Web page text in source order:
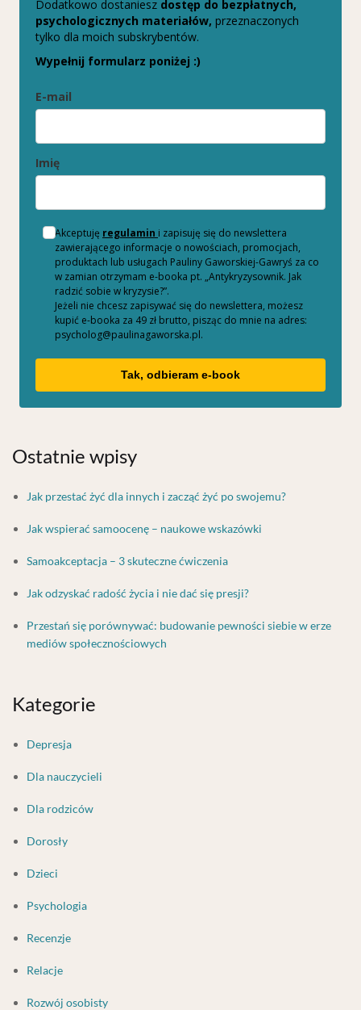
Dodatkowo dostaniesz dostęp do bezpłatnych,
psychologicznych materiałów, przeznaczonych
tylko dla moich subskrybentów.
Wypełnij formularz poniżej :)
E-mail
Imię
Akceptuję regulamin i zapisuję się do newslettera
zawierającego informacje o nowościach, promocjach,
produktach lub usługach Pauliny Gaworskiej-Gawryś za co
w zamian otrzymam e-booka pt. „Antykryzysownik. Jak
radzić sobie w kryzysie?”.
Jeżeli nie chcesz zapisywać się do newslettera, możesz
kupić e-booka za 49 zł brutto, pisząc do mnie na adres:
psycholog@paulinagaworska.pl.
Tak, odbieram e-book
Ostatnie wpisy
Jak przestać żyć dla innych i zacząć żyć po swojemu?
Jak wspierać samoocenę – naukowe wskazówki
Samoakceptacja – 3 skuteczne ćwiczenia
Jak odzyskać radość życia i nie dać się presji?
Przestań się porównywać: budowanie pewności siebie w erze
mediów społecznościowych
Kategorie
Depresja
Dla nauczycieli
Dla rodziców
Dorosły
Dzieci
Psychologia
Recenzje
Relacje
Rozwój osobisty